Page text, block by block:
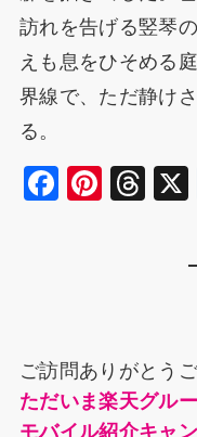
訪れを告げる竪琴
えも息をひそめる
界線で、ただ静け
る。
F
o
o
k
Pi
T
s
ご訪問ありがとう
ただいま楽天グル
モバイル紹介キャ